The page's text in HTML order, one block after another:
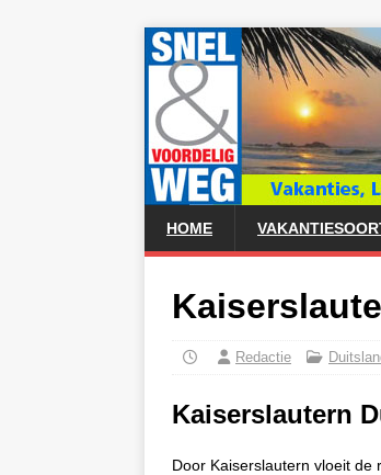
HOME
Redactie
Kaiserslautern
Door Kaiserslautern vloeit de